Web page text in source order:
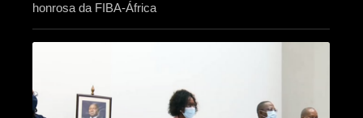
honrosa da FIBA-África